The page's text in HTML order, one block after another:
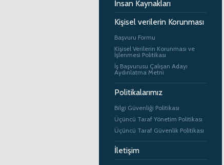
İnsan Kaynakları
Kişisel verilerin Korunması
Başvuru Formu
Kişisel Verilerin Korunması ve
İşlenmesi Politikası
İş Başvurusu Çalışan Adayı
Aydınlatma Metni
Politikalarımız
Bilgi Güvenliği Politikası
Üçüncü Taraf Yönetim Politikası
Üçüncü Taraf Güvenlik Politikası
İletişim